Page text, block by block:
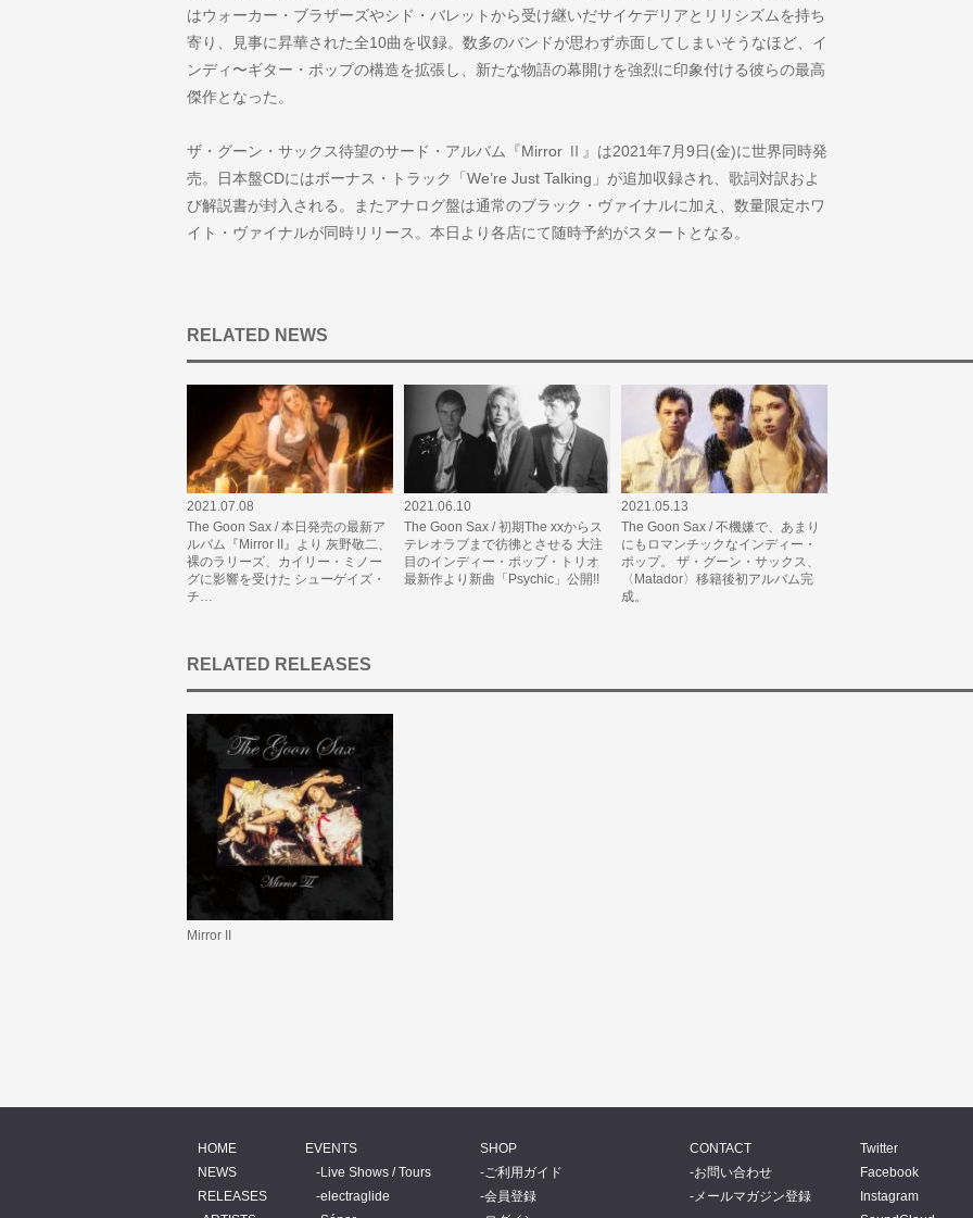
はウォーカー・ブラザーズやシド・バレットから受け継いだサイケデリアとリリシズムを持ち
寄り、見事に昇華された全10曲を収録。数多のバンドが思わず赤面してしまいそうなほど、イ
ンディ〜ギター・ポップの構造を拡張し、新たな物語の幕開けを強烈に印象付ける彼らの最高
傑作となった。
ザ・グーン・サックス待望のサード・アルバム『Mirror Ⅱ』は2021年7月9日(金)に世界同時発
売。日本盤CDにはボーナス・トラック「We’re Just Talking」が追加収録され、歌詞対訳およ
び解説書が封入される。またアナログ盤は通常のブラック・ヴァイナルに加え、数量限定ホワ
イト・ヴァイナルが同時リリース。本日より各店にて随時予約がスタートとなる。
RELATED NEWS
2021.07.08
The Goon Sax / 本日発売の最新ア
ルバム『Mirror II』より 灰野敬二、
裸のラリーズ、カイリー・ミノー
グに影響を受けた シューゲイズ・
チ…
2021.06.10
The Goon Sax / 初期The xxからス
テレオラブまで彷彿とさせる 大注
目のインディー・ポップ・トリオ
最新作より新曲「Psychic」公開!!
2021.05.13
The Goon Sax / 不機嫌で、あまり
にもロマンチックなインディー・
ポップ。 ザ・グーン・サックス、
〈Matador〉移籍後初アルバム完
成。
RELATED RELEASES
Mirror II
HOME
NEWS
RELEASES
EVENTS
Live Shows / Tours
electraglide
SHOP
ご利用ガイド
会員登録
CONTACT
お問い合わせ
メールマガジン登録
Twitter
Facebook
Instagram